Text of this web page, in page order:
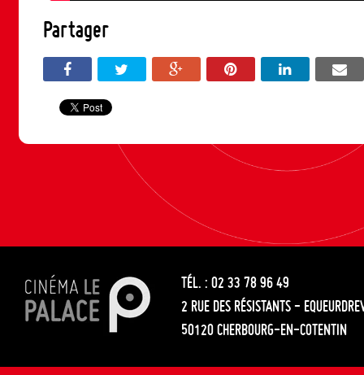
Partager
TÉL. : 02 33 78 96 49
2 RUE DES RÉSISTANTS -
50120 CHERBOURG-EN-COTENTIN